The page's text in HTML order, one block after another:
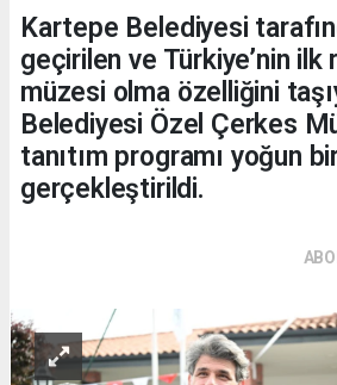
Kartepe Belediyesi
geçirilen ve Türkiye’nin ilk
müzesi olma özelliğini
Belediyesi Özel Çerkes
tanıtım programı yoğun
gerçekleştirildi.